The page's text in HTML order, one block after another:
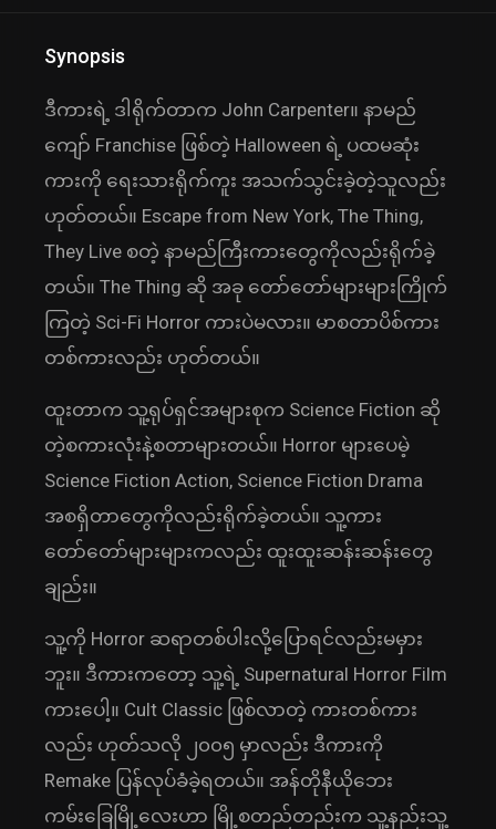
Synopsis
ဒီကားရဲ့ ဒါရိုက်တာက John Carpenter။ နာမည်
ကျော် Franchise ဖြစ်တဲ့ Halloween ရဲ့ ပထမဆုံး
ကားကို ရေးသားရိုက်ကူး အသက်သွင်းခဲ့တဲ့သူလည်း
ဟုတ်တယ်။ Escape from New York, The Thing,
They Live စတဲ့ နာမည်ကြီးကားတွေကိုလည်းရိုက်ခဲ့
တယ်။ The Thing ဆို အခု တော်တော်များများကြိုက်
ကြတဲ့ Sci-Fi Horror ကားပဲမလား။ မာစတာပိစ်ကား
တစ်ကားလည်း ဟုတ်တယ်။
ထူးတာက သူ့ရုပ်ရှင်အများစုက Science Fiction ဆို
တဲ့စကားလုံးနဲ့စတာများတယ်။ Horror များပေမဲ့
Science Fiction Action, Science Fiction Drama
အစရှိတာတွေကိုလည်းရိုက်ခဲ့တယ်။ သူ့ကား
တော်တော်များများကလည်း ထူးထူးဆန်းဆန်းတွေ
ချည်း။
သူ့ကို Horror ဆရာတစ်ပါးလို့ပြောရင်လည်းမမှား
ဘူး။ ဒီကားကတော့ သူ့ရဲ့ Supernatural Horror Film
ကားပေါ့။ Cult Classic ဖြစ်လာတဲ့ ကားတစ်ကား
လည်း ဟုတ်သလို ၂၀၀၅ မှာလည်း ဒီကားကို
Remake ပြန်လုပ်ခံခဲ့ရတယ်။ အန်တိုနီယိုဘေး
ကမ်းခြေမြို့လေးဟာ မြို့စတည်တည်းက သူ့နည်းသူ့